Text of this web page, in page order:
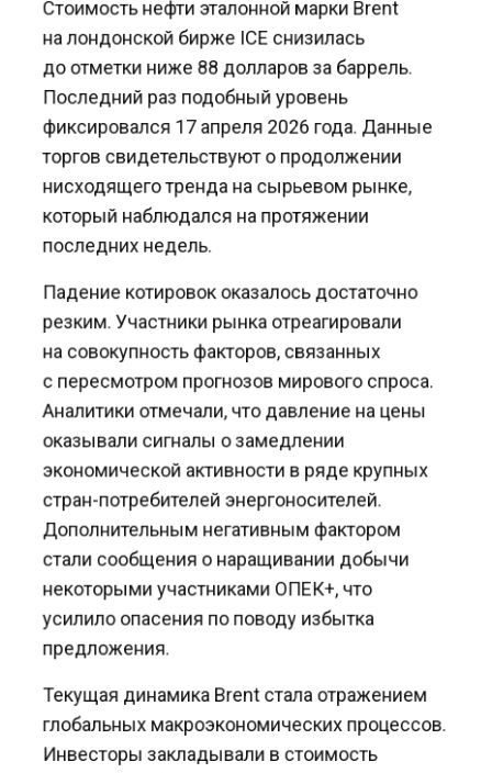
на лондонской бирже ICE снизилась
до отметки ниже 88 долларов за баррель.
Последний раз подобный уровень
фиксировался 17 апреля 2026 года. Данные
торгов свидетельствуют о продолжении
нисходящего тренда на сырьевом рынке,
который наблюдался на протяжении
последних недель.
резким. Участники рынка отреагировали
на совокупность факторов, связанных
с пересмотром прогнозов мирового спроса.
Аналитики отмечали, что давление на цены
экономической активности в ряде крупных
стран-потребителей энергоносителей.
Дополнительным негативным фактором
стали сообщения о наращивании добычи
некоторыми участниками ОПЕК+, что
усилило опасения по поводу избытка
предложения.
Текущая динамика Brent стала отражением
глобальных макроэкономических процессов.
Инвесторы закладывали в стоимость